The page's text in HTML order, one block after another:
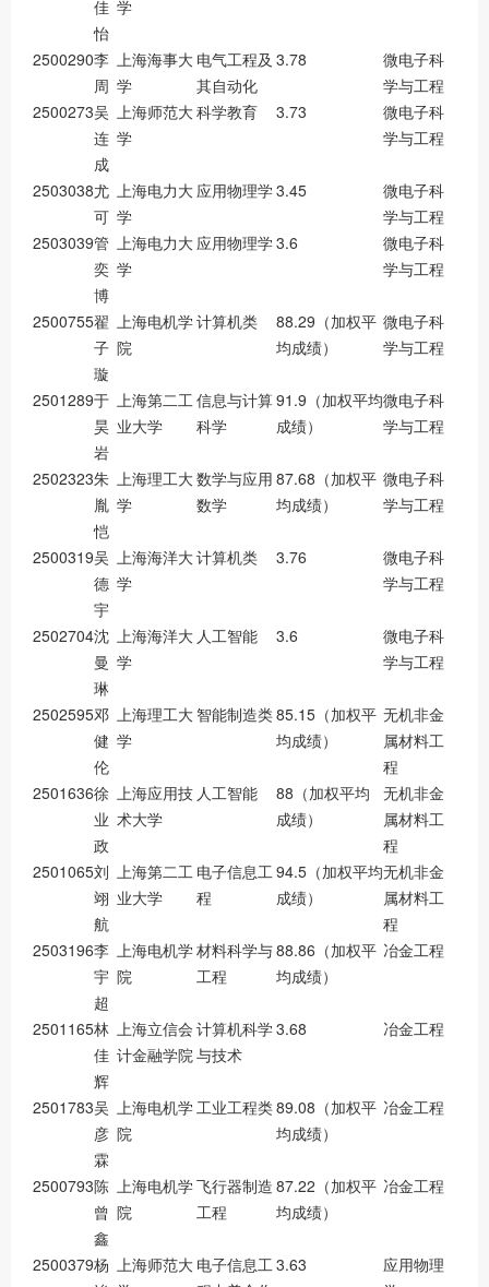
佳
怡
学
2500290李
周
上海海事大
学
电气工程及
其自动化
3.78
微电子科
学与工程
2500273吴
连
成
上海师范大
学
科学教育 3.73
微电子科
学与工程
2503038尤
可
上海电力大
学
应用物理学3.45
微电子科
学与工程
2503039管
奕
博
上海电力大
学
应用物理学3.6
微电子科
学与工程
2500755翟
子
璇
上海电机学
院
计算机类
88.29（加权平
均成绩）
微电子科
学与工程
2501289于
昊
岩
上海第二工
业大学
信息与计算
科学
91.9（加权平均
成绩）
微电子科
学与工程
2502323朱
胤
恺
上海理工大
学
数学与应用
数学
87.68（加权平
均成绩）
微电子科
学与工程
2500319吴
德
宇
上海海洋大
学
计算机类 3.76
微电子科
学与工程
2502704沈
曼
琳
上海海洋大
学
人工智能 3.6
微电子科
学与工程
2502595邓
健
伦
上海理工大
学
智能制造类85.15（加权平
均成绩）
无机非金
属材料工
程
2501636徐
业
政
上海应用技
术大学
人工智能
88（加权平均
成绩）
无机非金
属材料工
程
2501065刘
翊
航
上海第二工
业大学
电子信息工
程
94.5（加权平均
成绩）
无机非金
属材料工
程
2503196李
宇
超
上海电机学
院
材料科学与
工程
88.86（加权平
均成绩）
冶金工程
2501165林
佳
辉
上海立信会
计金融学院
计算机科学
与技术
3.68 冶金工程
2501783吴
彦
霖
上海电机学
院
工业工程类89.08（加权平
均成绩）
冶金工程
2500793陈
曾
鑫
上海电机学
院
飞行器制造
工程
87.22（加权平
均成绩）
冶金工程
2500379杨
上海师范大 电子信息工 3.63
应用物理